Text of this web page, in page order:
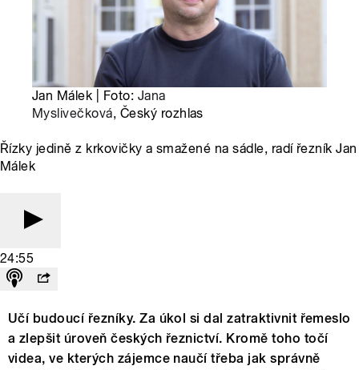
Jan Málek | Foto: Jana
Myslivečková, Český rozhlas
Řízky jedině z krkovičky a smažené na sádle, radí řezník Jan
Málek
24:55
Učí budoucí řezníky. Za úkol si dal zatraktivnit řemeslo
a zlepšit úroveň českých řeznictví. Kromě toho točí
videa, ve kterých zájemce naučí třeba jak správně